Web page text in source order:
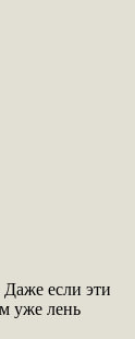
если эти
уже лень